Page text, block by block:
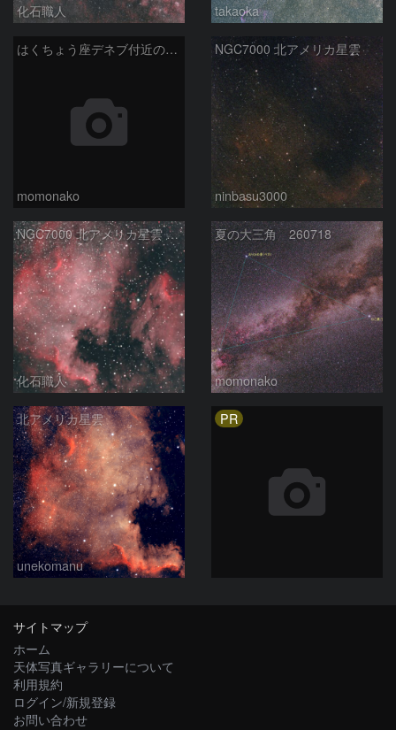
化石職人 takaoka
はくちょう座デネブ付近の空域 260720
momonako
NGC7000 北アメリカ星雲
ninbasu3000
NGC7000 北アメリカ星雲 IC5067~5070 ペリカン星雲 はくちょう座
化石職人
夏の大三角 260718
momonako
北アメリカ星雲
unekomanu
PR
サイトマップ
ホーム
天体写真ギャラリーについて
利用規約
ログイン/新規登録
お問い合わせ